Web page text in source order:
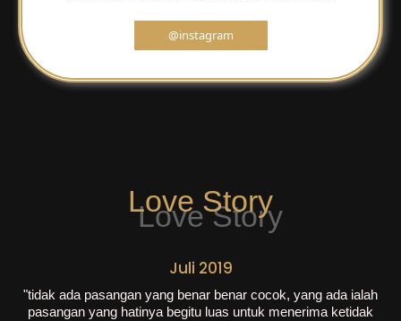
@instagram
Love Story
Juli 2019
"tidak ada pasangan yang benar benar cocok, yang ada ialah
pasangan yang hatinya begitu luas untuk menerima ketidak